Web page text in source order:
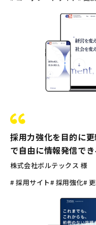
採用力強化を目的に
で自由に情報発信で
株式会社ボルテックス 様
# 採用サイト# 採用強化#